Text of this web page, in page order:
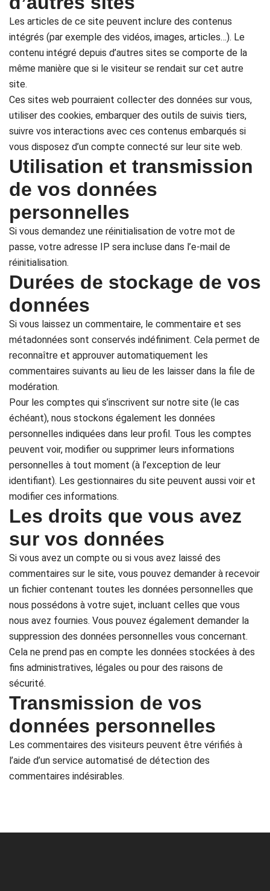
Les articles de ce site peuvent inclure des contenus
intégrés (par exemple des vidéos, images, articles…). Le
contenu intégré depuis d’autres sites se comporte de la
même manière que si le visiteur se rendait sur cet autre
site.
Ces sites web pourraient collecter des données sur vous,
utiliser des cookies, embarquer des outils de suivis tiers,
suivre vos interactions avec ces contenus embarqués si
vous disposez d’un compte connecté sur leur site web.
Utilisation et transmission
de vos données
personnelles
Si vous demandez une réinitialisation de votre mot de
passe, votre adresse IP sera incluse dans l’e-mail de
réinitialisation.
Durées de stockage de vos
données
Si vous laissez un commentaire, le commentaire et ses
métadonnées sont conservés indéfiniment. Cela permet de
reconnaître et approuver automatiquement les
commentaires suivants au lieu de les laisser dans la file de
modération.
Pour les comptes qui s’inscrivent sur notre site (le cas
échéant), nous stockons également les données
personnelles indiquées dans leur profil. Tous les comptes
peuvent voir, modifier ou supprimer leurs informations
personnelles à tout moment (à l’exception de leur
identifiant). Les gestionnaires du site peuvent aussi voir et
modifier ces informations.
Les droits que vous avez
sur vos données
Si vous avez un compte ou si vous avez laissé des
commentaires sur le site, vous pouvez demander à recevoir
un fichier contenant toutes les données personnelles que
nous possédons à votre sujet, incluant celles que vous
nous avez fournies. Vous pouvez également demander la
suppression des données personnelles vous concernant.
Cela ne prend pas en compte les données stockées à des
fins administratives, légales ou pour des raisons de
sécurité.
Transmission de vos
données personnelles
Les commentaires des visiteurs peuvent être vérifiés à
l’aide d’un service automatisé de détection des
commentaires indésirables.